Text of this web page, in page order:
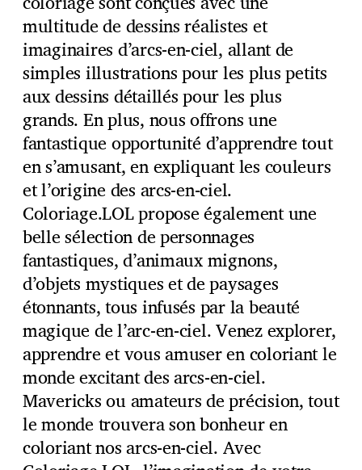
multitude de dessins réalistes et
imaginaires d’arcs-en-ciel, allant de
simples illustrations pour les plus petits
aux dessins détaillés pour les plus
grands. En plus, nous offrons une
fantastique opportunité d’apprendre tout
en s’amusant, en expliquant les couleurs
et l’origine des arcs-en-ciel.
Coloriage.LOL propose également une
belle sélection de personnages
fantastiques, d’animaux mignons,
d’objets mystiques et de paysages
étonnants, tous infusés par la beauté
magique de l’arc-en-ciel. Venez explorer,
apprendre et vous amuser en coloriant le
monde excitant des arcs-en-ciel.
Mavericks ou amateurs de précision, tout
le monde trouvera son bonheur en
coloriant nos arcs-en-ciel. Avec